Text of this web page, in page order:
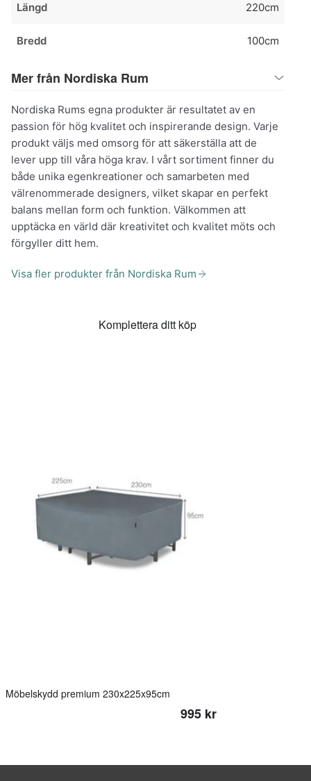
Längd 220cm
Bredd 100cm
Mer från Nordiska Rum
Nordiska Rums egna produkter är resultatet av en
passion för hög kvalitet och inspirerande design. Varje
produkt väljs med omsorg för att säkerställa att de
lever upp till våra höga krav. I vårt sortiment finner du
både unika egenkreationer och samarbeten med
välrenommerade designers, vilket skapar en perfekt
balans mellan form och funktion. Välkommen att
upptäcka en värld där kreativitet och kvalitet möts och
förgyller ditt hem.
Visa fler produkter från Nordiska Rum
Komplettera ditt köp
Möbelskydd premium 230x225x95cm
995 kr